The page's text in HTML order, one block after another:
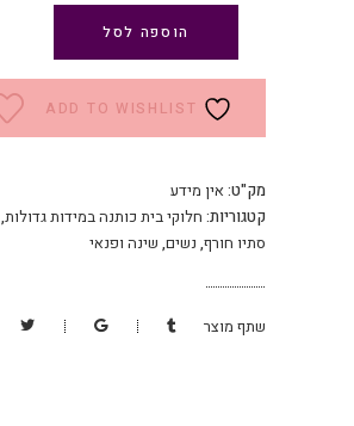
הוספה לסל
ADD TO WISHLIST
מק"ט: אין מידע
קטגוריות: חלוקי בית כותנה במידות גדולות,
סתיו חורף, נשים, שינה ופנאי
שתף מוצר